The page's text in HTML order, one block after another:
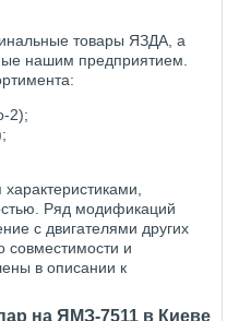
товары ЯЗДА, а
нашим предприятием.
2);
Ряд модификаций
с двигателями других
и
в описании к
на ЯМЗ-7511 в Киеве